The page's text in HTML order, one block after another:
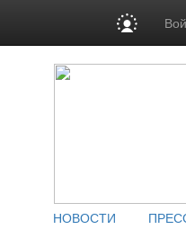
НОВОСТИ